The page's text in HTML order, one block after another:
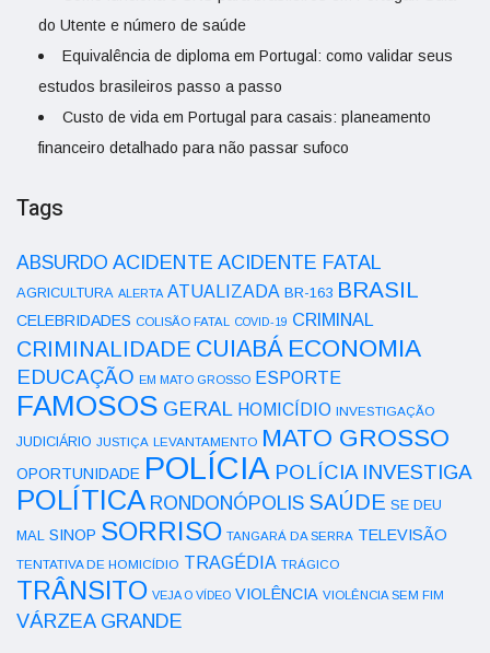
do Utente e número de saúde
Equivalência de diploma em Portugal: como validar seus
estudos brasileiros passo a passo
Custo de vida em Portugal para casais: planeamento
financeiro detalhado para não passar sufoco
Tags
ABSURDO ACIDENTE ACIDENTE FATAL
AGRICULTURA ALERTA ATUALIZADA BR-163 BRASIL
CELEBRIDADES COLISÃO FATAL COVID-19 CRIMINAL
CRIMINALIDADE CUIABÁ ECONOMIA
EDUCAÇÃO EM MATO GROSSO ESPORTE
FAMOSOS GERAL HOMICÍDIO INVESTIGAÇÃO
JUDICIÁRIO JUSTIÇA LEVANTAMENTO MATO GROSSO
OPORTUNIDADE POLÍCIA POLÍCIA INVESTIGA
POLÍTICA RONDONÓPOLIS SAÚDE SE DEU
MAL SINOP SORRISO TANGARÁ DA SERRA TELEVISÃO
TENTATIVA DE HOMICÍDIO TRAGÉDIA TRÁGICO
TRÂNSITO VEJA O VÍDEO VIOLÊNCIA VIOLÊNCIA SEM FIM
VÁRZEA GRANDE